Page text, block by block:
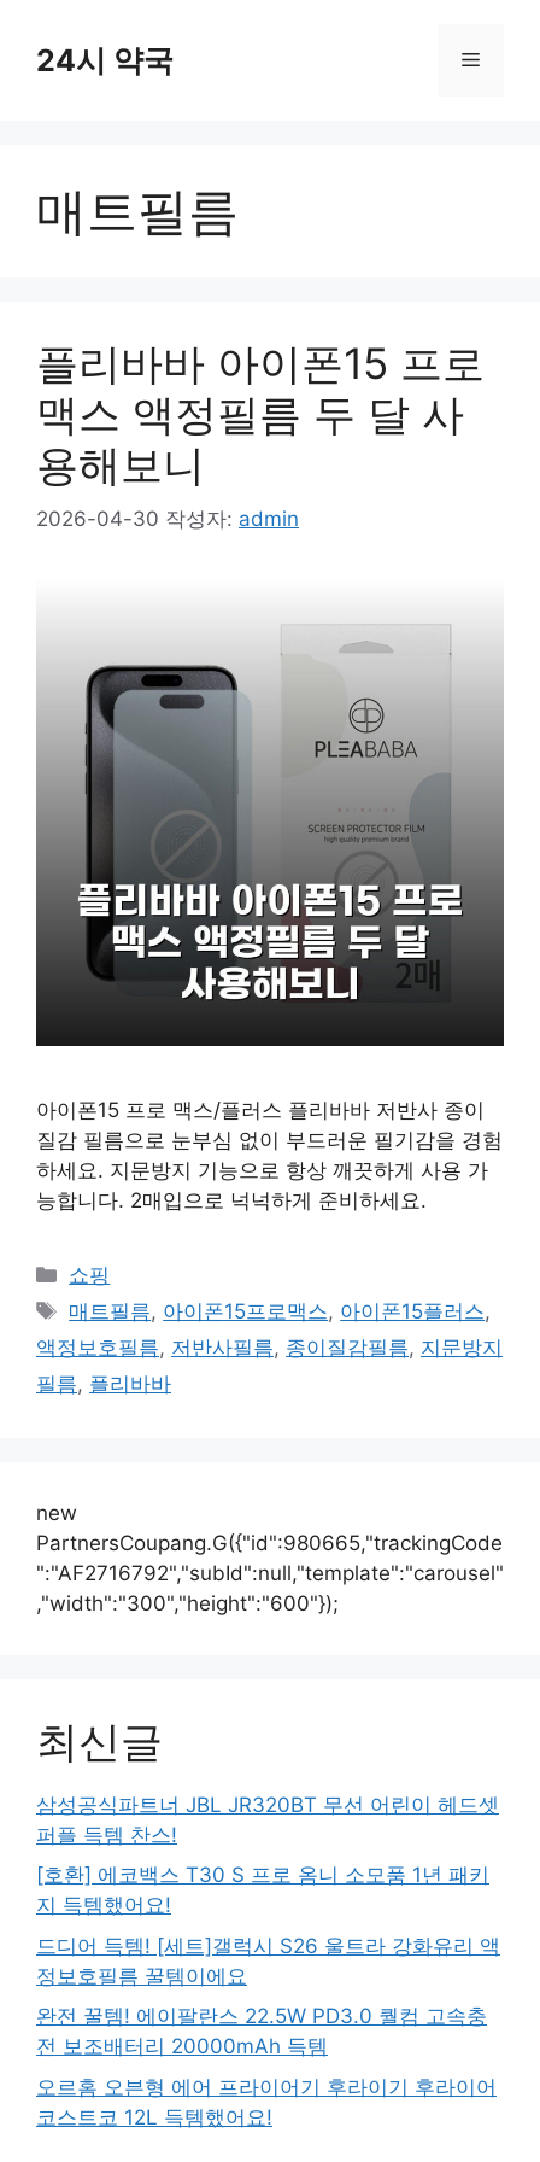
24시 약국 메
매트필름
플리바바 아이폰15 프로
맥스 액정필름 두 달 사
용해보니
2026-04-30 작성자: admin
아이폰15 프로 맥스/플러스 플리바바 저반사 종이
질감 필름으로 눈부심 없이 부드러운 필기감을 경험
하세요. 지문방지 기능으로 항상 깨끗하게 사용 가
능합니다. 2매입으로 넉넉하게 준비하세요.
카
테
고
리
쇼핑
태
그
매트필름, 아이폰15프로맥스, 아이폰15플러스,
액정보호필름, 저반사필름, 종이질감필름, 지문방지
필름, 플리바바
new
PartnersCoupang.G({"id":980665,"trackingCode
":"AF2716792","subId":null,"template":"carousel"
,"width":"300","height":"600"});
최신글
삼성공식파트너 JBL JR320BT 무선 어린이 헤드셋
퍼플 득템 찬스!
[호환] 에코백스 T30 S 프로 옴니 소모품 1년 패키
지 득템했어요!
드디어 득템! [세트]갤럭시 S26 울트라 강화유리 액
정보호필름 꿀템이에요
완전 꿀템! 에이팔란스 22.5W PD3.0 퀄컴 고속충
전 보조배터리 20000mAh 득템
오르홈 오븐형 에어 프라이어기 후라이기 후라이어
코스트코 12L 득템했어요!